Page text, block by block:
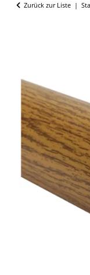
Zurück zur Liste